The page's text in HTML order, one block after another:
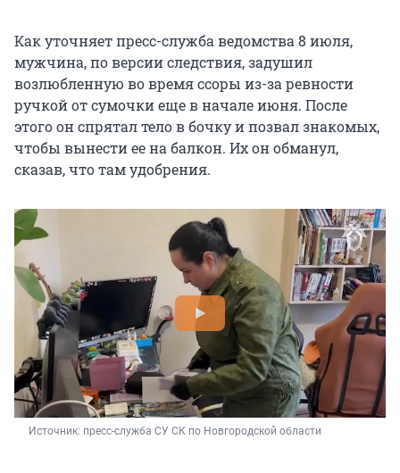
Как уточняет пресс-служба ведомства 8 июля,
мужчина, по версии следствия, задушил
возлюбленную во время ссоры из-за ревности
ручкой от сумочки еще в начале июня. После
этого он спрятал тело в бочку и позвал знакомых,
чтобы вынести ее на балкон. Их он обманул,
сказав, что там удобрения.
Источник: пресс-служба СУ СК по Новгородской области